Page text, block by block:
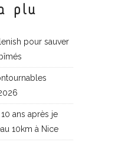
plu
pour sauver
ans après je
10km à Nice